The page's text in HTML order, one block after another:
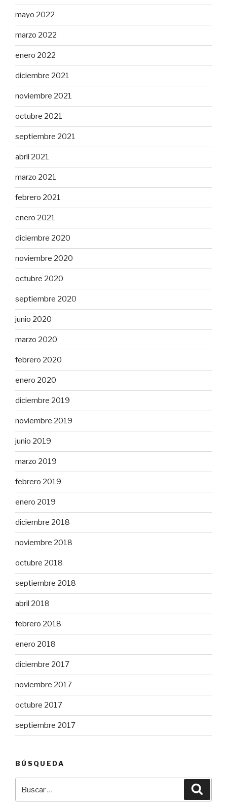
mayo 2022
marzo 2022
enero 2022
diciembre 2021
noviembre 2021
octubre 2021
septiembre 2021
abril 2021
marzo 2021
febrero 2021
enero 2021
diciembre 2020
noviembre 2020
octubre 2020
septiembre 2020
junio 2020
marzo 2020
febrero 2020
enero 2020
diciembre 2019
noviembre 2019
junio 2019
marzo 2019
febrero 2019
enero 2019
diciembre 2018
noviembre 2018
octubre 2018
septiembre 2018
abril 2018
febrero 2018
enero 2018
diciembre 2017
noviembre 2017
octubre 2017
septiembre 2017
BÚSQUEDA
por: